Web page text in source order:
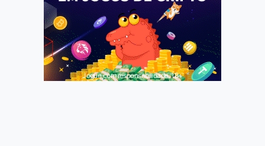
Jogue com responsabilidade. 18+